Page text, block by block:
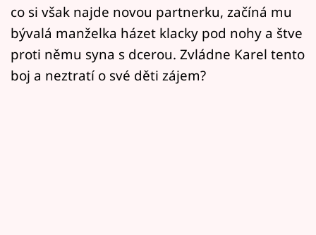
Sledujte nás
co si však najde novou partnerku, začíná mu
bývalá manželka házet klacky pod nohy a štve
proti němu syna s dcerou. Zvládne Karel tento
boj a neztratí o své děti zájem?